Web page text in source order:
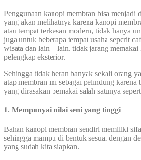
Penggunaan kanopi membran bisa menjadi
yang akan melihatnya karena kanopi
atau tempat terkesan modern, tidak hanya
juga untuk beberapa tempat usaha seperit
wisata dan lain – lain. tidak jarang memakai
pelengkap eksterior.
Sehingga tidak heran banyak sekali orang
atap membran ini sebagai pelindung karena
yang dirasakan pemakai salah satunya
1. Mempunyai nilai seni yang tinggi
Bahan kanopi membran sendiri memiliki
sehingga mampu di bentuk sesuai dengan
yang sudah kita siapkan.